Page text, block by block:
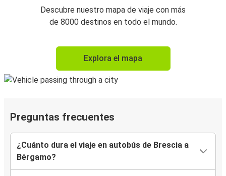
Descubre nuestro mapa de viaje con más
de 8000 destinos en todo el mundo.
Explora el mapa
Preguntas frecuentes
¿Cuánto dura el viaje en autobús de Brescia a
Bérgamo?